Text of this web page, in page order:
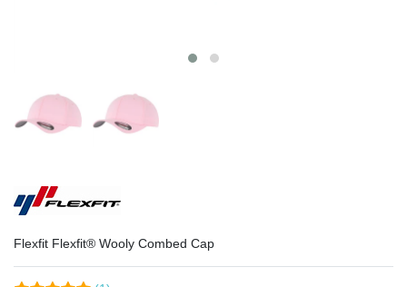
Flexfit Flexfit® Wooly Combed Cap